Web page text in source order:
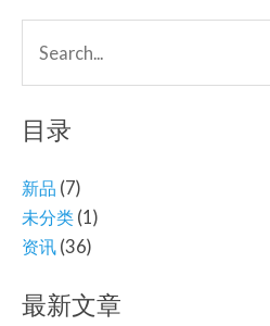
索：
目录
新品 (7)
未分类 (1)
资讯 (36)
最新文章